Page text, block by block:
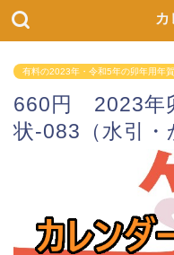
有料の2023年・令和5年の卯年用年
660円 2023年
状-083（水引・